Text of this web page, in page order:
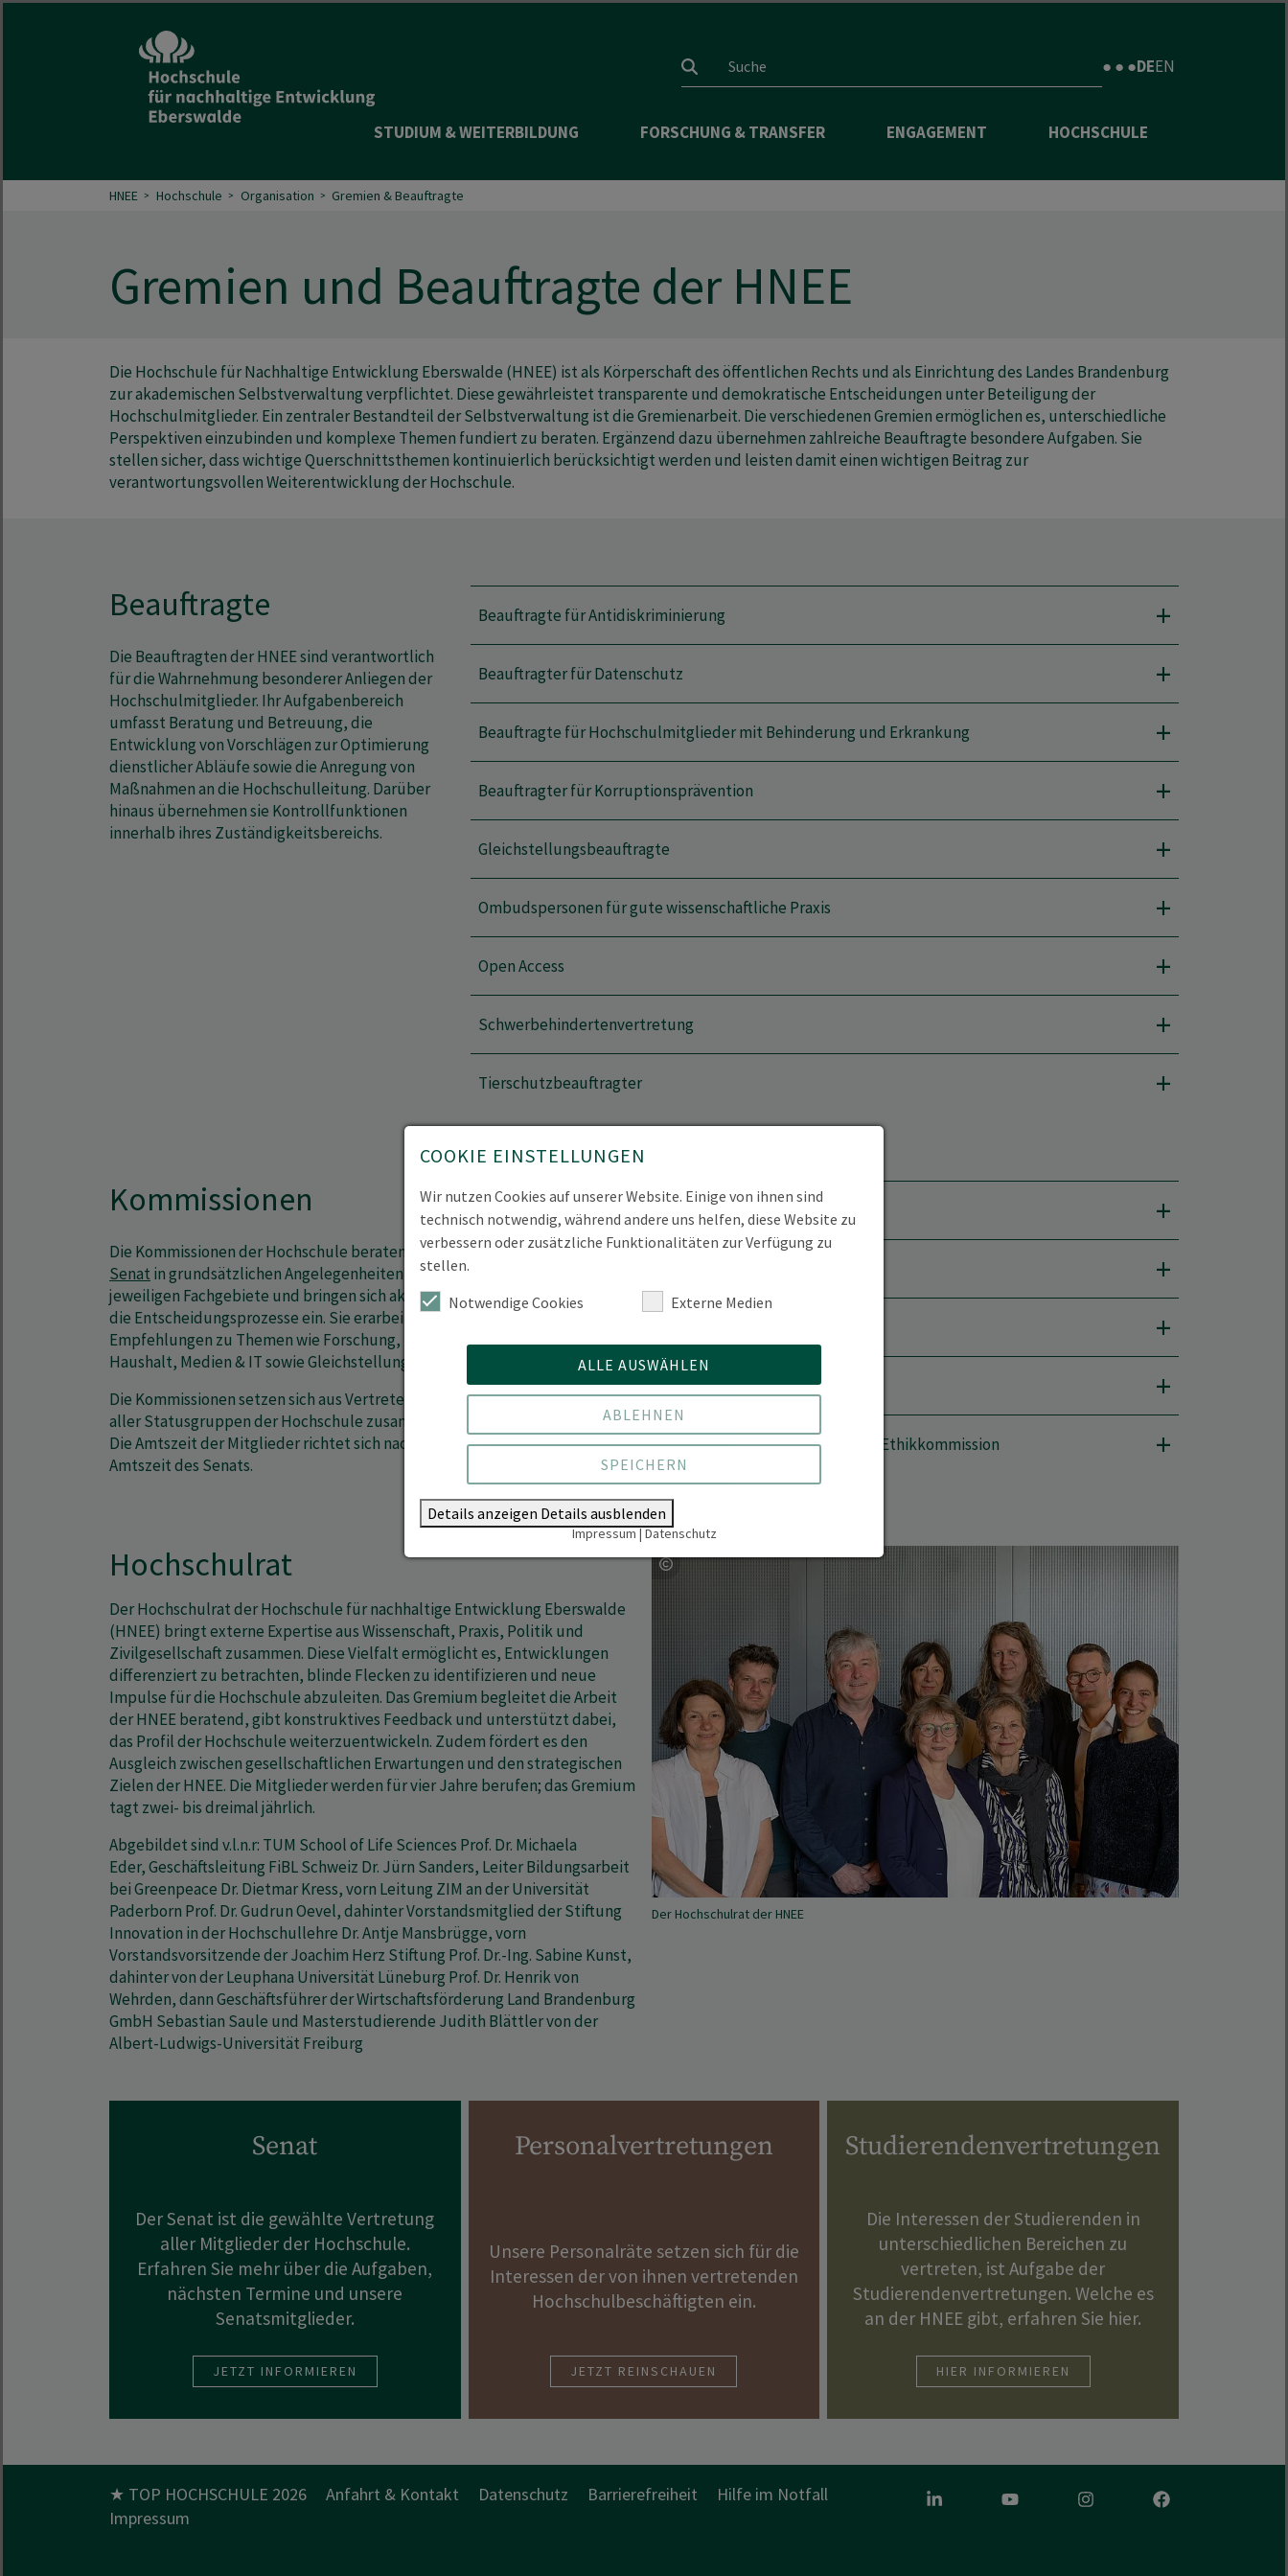
Suchfeld
● ● ●DEEN
STUDIUM & WEITERBILDUNG FORSCHUNG & TRANSFER ENGAGEMENT HOCHSCHULE
HNEE Hochschule Organisation Gremien & Beauftragte
Gremien und Beauftragte der HNEE
Die Hochschule für Nachhaltige Entwicklung Eberswalde (HNEE) ist als Körperschaft des öffentlichen Rechts und als Einrichtung des Landes Brandenburg
zur akademischen Selbstverwaltung verpflichtet. Diese gewährleistet transparente und demokratische Entscheidungen unter Beteiligung der
Hochschulmitglieder. Ein zentraler Bestandteil der Selbstverwaltung ist die Gremienarbeit. Die verschiedenen Gremien ermöglichen es, unterschiedliche
Perspektiven einzubinden und komplexe Themen fundiert zu beraten. Ergänzend dazu übernehmen zahlreiche Beauftragte besondere Aufgaben. Sie
stellen sicher, dass wichtige Querschnittsthemen kontinuierlich berücksichtigt werden und leisten damit einen wichtigen Beitrag zur
verantwortungsvollen Weiterentwicklung der Hochschule.
Beauftragte
Die Beauftragten der HNEE sind verantwortlich
für die Wahrnehmung besonderer Anliegen der
Hochschulmitglieder. Ihr Aufgabenbereich
umfasst Beratung und Betreuung, die
Entwicklung von Vorschlägen zur Optimierung
dienstlicher Abläufe sowie die Anregung von
Maßnahmen an die Hochschulleitung. Darüber
hinaus übernehmen sie Kontrollfunktionen
innerhalb ihres Zuständigkeitsbereichs.
Beauftragte für Antidiskriminierung
Beauftragter für Datenschutz
Beauftragte für Hochschulmitglieder mit Behinderung und Erkrankung
Beauftragter für Korruptionsprävention
Gleichstellungsbeauftragte
Ombudspersonen für gute wissenschaftliche Praxis
Open Access
Schwerbehindertenvertretung
Tierschutzbeauftragter
Kommissionen
Die Kommissionen der Hochschule beraten den
Senat in grundsätzlichen Angelegenheiten ihrer
jeweiligen Fachgebiete und bringen sich aktiv in
die Entscheidungsprozesse ein. Sie erarbeiten
Empfehlungen zu Themen wie Forschung, Lehre,
Haushalt, Medien & IT sowie Gleichstellung.
Die Kommissionen setzen sich aus Vertreter*innen
aller Statusgruppen der Hochschule zusammen.
Die Amtszeit der Mitglieder richtet sich nach der
Amtszeit des Senats.
Haushaltskommission
Kommission für Studium und Lehre
Zentrale Kommission für Forschung und Transfer zugleich Ethikkommission
Hochschulrat
Der Hochschulrat der Hochschule für nachhaltige Entwicklung Eberswalde
(HNEE) bringt externe Expertise aus Wissenschaft, Praxis, Politik und
Zivilgesellschaft zusammen. Diese Vielfalt ermöglicht es, Entwicklungen
differenziert zu betrachten, blinde Flecken zu identifizieren und neue
Impulse für die Hochschule abzuleiten. Das Gremium begleitet die Arbeit
der HNEE beratend, gibt konstruktives Feedback und unterstützt dabei,
das Profil der Hochschule weiterzuentwickeln. Zudem fördert es den
Ausgleich zwischen gesellschaftlichen Erwartungen und den strategischen
Zielen der HNEE. Die Mitglieder werden für vier Jahre berufen; das Gremium
tagt zwei- bis dreimal jährlich.
Abgebildet sind v.l.n.r: TUM School of Life Sciences Prof. Dr. Michaela
Eder, Geschäftsleitung FiBL Schweiz Dr. Jürn Sanders, Leiter Bildungsarbeit
bei Greenpeace Dr. Dietmar Kress, vorn Leitung ZIM an der Universität
Paderborn Prof. Dr. Gudrun Oevel, dahinter Vorstandsmitglied der Stiftung
Innovation in der Hochschullehre Dr. Antje Mansbrügge, vorn
Vorstandsvorsitzende der Joachim Herz Stiftung Prof. Dr.-Ing. Sabine Kunst,
dahinter von der Leuphana Universität Lüneburg Prof. Dr. Henrik von
Wehrden, dann Geschäftsführer der Wirtschaftsförderung Land Brandenburg
GmbH Sebastian Saule und Masterstudierende Judith Blättler von der
Albert-Ludwigs-Universität Freiburg
Der Hochschulrat der HNEE
Senat
Der Senat ist die gewählte Vertretung
aller Mitglieder der Hochschule.
Erfahren Sie mehr über die Aufgaben,
nächsten Termine und unsere
Senatsmitglieder.
JETZT INFORMIEREN
Personalvertretungen
Unsere Personalräte setzen sich für die
Interessen der von ihnen vertretenden
Hochschulbeschäftigten ein.
JETZT REINSCHAUEN
Studierendenvertretungen
Die Interessen der Studierenden in
unterschiedlichen Bereichen zu
vertreten, ist Aufgabe der
Studierendenvertretungen. Welche es
an der HNEE gibt, erfahren Sie hier.
HIER INFORMIEREN
★ TOP HOCHSCHULE 2026 Anfahrt & Kontakt Datenschutz Barrierefreiheit
Hilfe im Notfall
Impressum
LinkedIn Youtube InstagramFacebook
COOKIE EINSTELLUNGEN
Wir nutzen Cookies auf unserer Website. Einige von ihnen sind
technisch notwendig, während andere uns helfen, diese Website zu
verbessern oder zusätzliche Funktionalitäten zur Verfügung zu
stellen.
Notwendige Cookies
Externe Medien
ALLE AUSWÄHLEN
ABLEHNEN
SPEICHERN
Details anzeigen Details ausblenden
Impressum|Datenschutz